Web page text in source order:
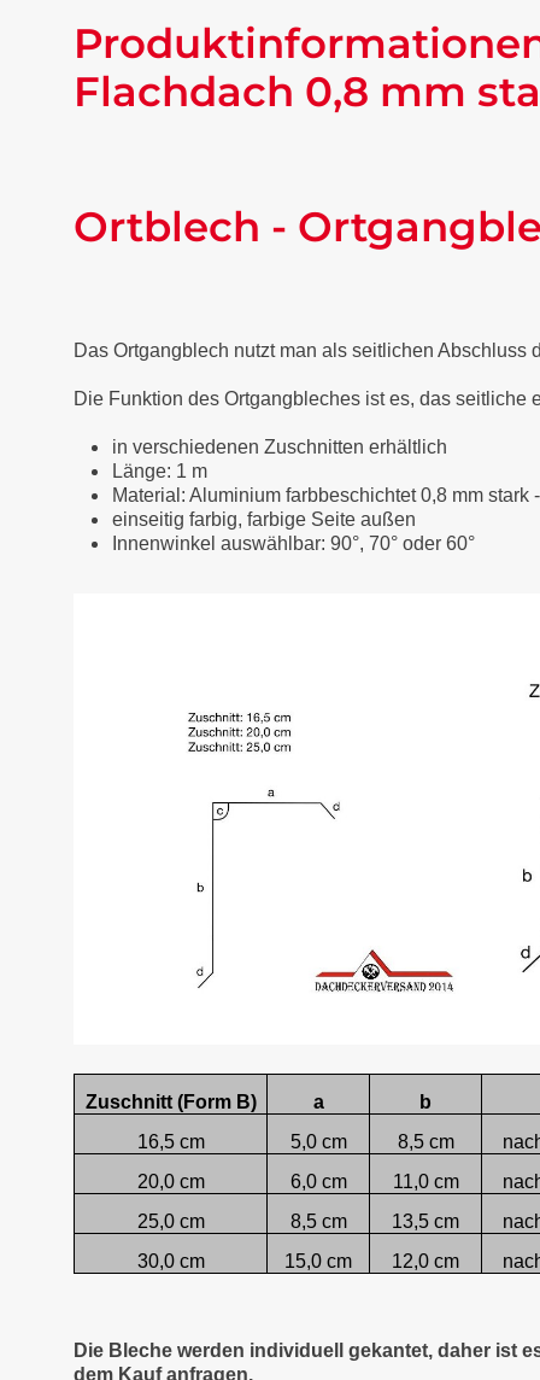
Flachdach 0,8 mm
Ortblech -
Das Ortgangblech nutzt man als seitlichen
Die Funktion des Ortgangbleches ist es, das
in verschiedenen Zuschnitten erhältlich
Länge: 1 m
Material: Aluminium farbbeschichtet 0,8 mm
einseitig farbig, farbige Seite außen
Innenwinkel auswählbar: 90°, 70° oder 60°
Zuschnitt (Form B) a b
16,5 cm
5,0 cm 8,5 cm
20,0 cm
6,0 cm 11,0 cm
25,0 cm
8,5 cm 13,5 cm
30,0 cm
15,0 cm 12,0 cm
Die Bleche werden individuell gekantet, daher ist
dem Kauf anfragen.